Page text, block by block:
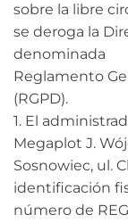
sobre la libre
se deroga la
denominada
Reglamento
(RGPD).
1. El
Megaplot J.
Sosnowiec, ul.
identificación
número de